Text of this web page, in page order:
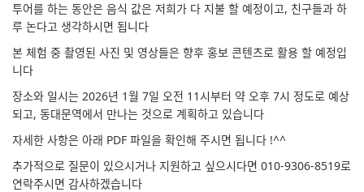
투어를 하는 동안은 음식 값은 저희가 다 지불 할 예정이고, 친구들과 하
루 논다고 생각하시면 됩니다
본 체험 중 촬영된 사진 및 영상들은 향후 홍보 콘텐츠로 활용 할 예정입
니다
장소와 일시는 2026년 1월 7일 오전 11시부터 약 오후 7시 정도로 예상
되고, 동대문역에서 만나는 것으로 계획하고 있습니다
자세한 사항은 아래 PDF 파일을 확인해 주시면 됩니다 !^^
추가적으로 질문이 있으시거나 지원하고 싶으시다면 010-9306-8519로
연락주시면 감사하겠습니다